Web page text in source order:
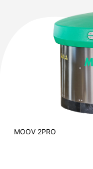
MOOV 2PRO